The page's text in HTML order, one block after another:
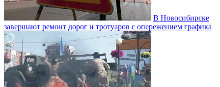
В Новосибирске
завершают ремонт дорог и тротуаров с опережением графика